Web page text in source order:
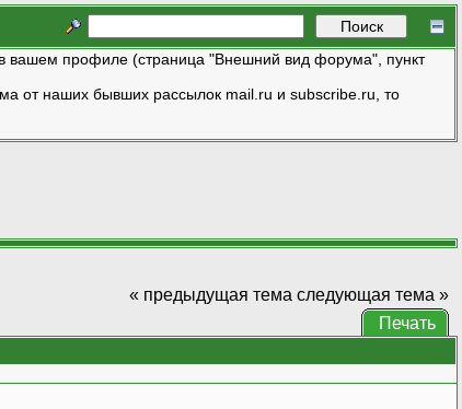
вашем профиле (страница "Внешний вид форума", пункт
от наших бывших рассылок mail.ru и subscribe.ru, то
« предыдущая тема следующая тема »
Печать